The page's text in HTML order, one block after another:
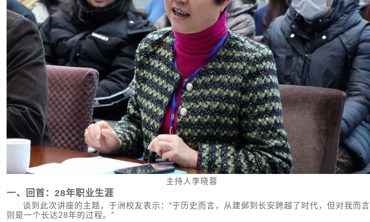
主持人李晓蓉
一、回首：28年职业生涯
谈到此次讲座的主题，于洲校友表示：“于历史而言，从建邺到长安跨越了时代，但对我而言
则是一个长达28年的过程。”